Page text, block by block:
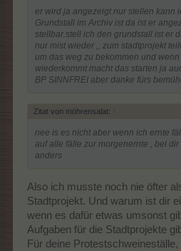
er wird ja angezeigt nur stellen kann
Grundstall im Archiv ist da ist er
stellbar.stell ich den grundstall ist er
nur mist wieder ,, zum stadtprojekt
um das weg zu bekommen und
wiederkommt macht das starten ja
BP SINNFREI aber danke fürs
Zitat von möhrensalat: ↑
nee is es nicht aber wenn ich ernte
auf alle fälle zur morgenernte , bei
anders
Also ich musste noch nie öfter
Stadtprojekt. Und warum ist dir
wenn es dafür etwas umsonst
Aufgaben für die Stadtprojekte
Für deine Protestschweineställe,